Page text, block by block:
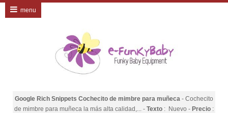
Google Rich Snippets Cochecito de mimbre para muñeca - Cochecito
de mimbre para muñeca la más alta calidad,... - Texto : Nuevo - Precio :
menu